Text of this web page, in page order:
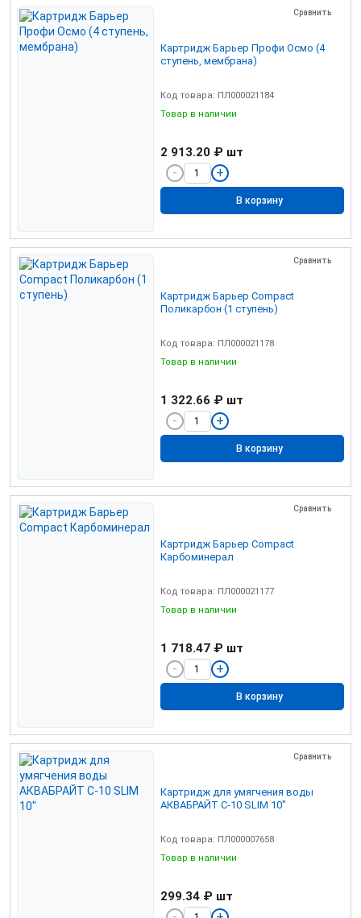
Сравнить
Картридж Барьер Профи Осмо (4
ступень, мембрана)
Код товара: ПЛ000021184
Товар в наличии
2 913.20 ₽ шт
В корзину
Сравнить
Картридж Барьер Compact
Поликарбон (1 ступень)
Код товара: ПЛ000021178
Товар в наличии
1 322.66 ₽ шт
В корзину
Сравнить
Картридж Барьер Compact
Карбоминерал
Код товара: ПЛ000021177
Товар в наличии
1 718.47 ₽ шт
В корзину
Сравнить
Картридж для умягчения воды
АКВАБРАЙТ С-10 SLIM 10"
Код товара: ПЛ000007658
Товар в наличии
299.34 ₽ шт